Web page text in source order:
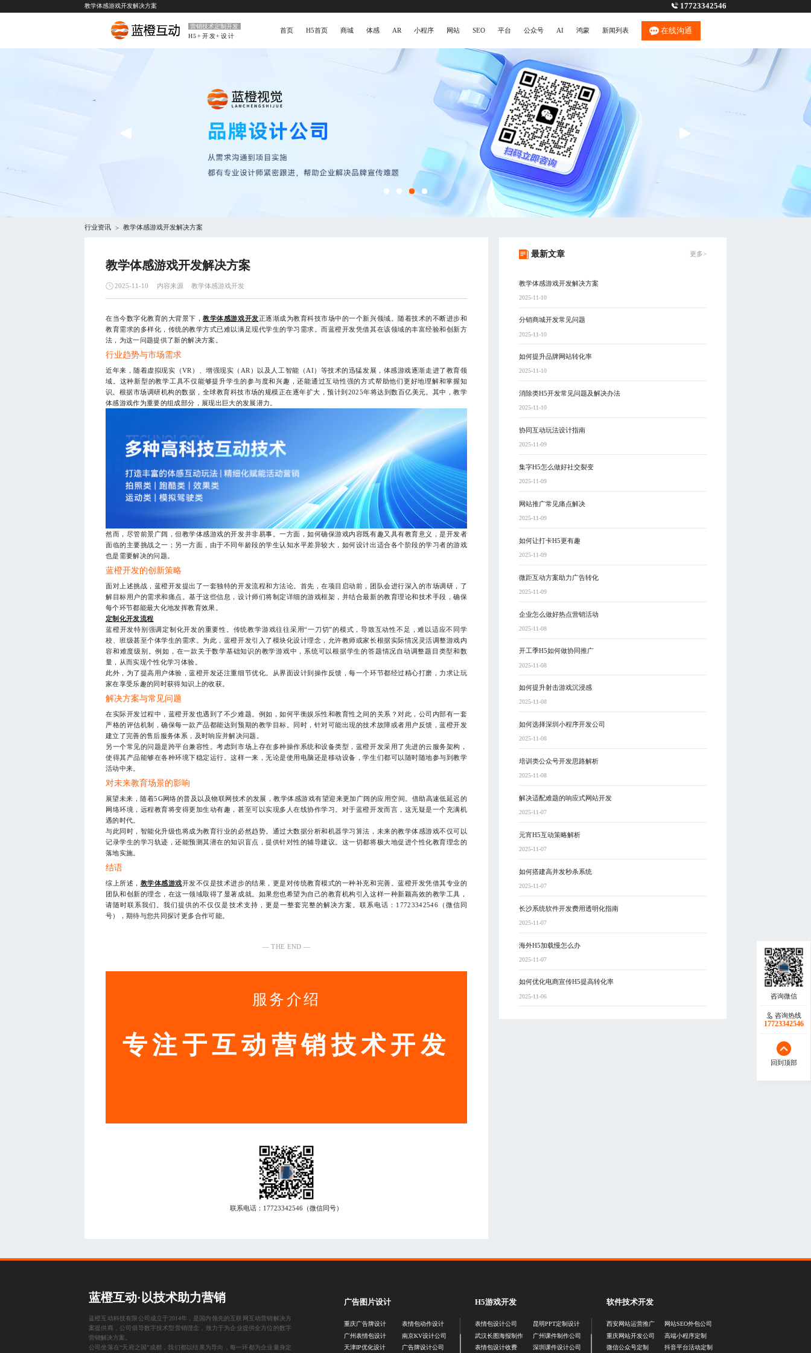
教学体感游戏开发解决方案 17723342546
营销技术定制开发
H5+开发+设计
首页 H5首页 商城 体感 AR 小程序 网站 SEO 平台 公众号 AI 鸿蒙 新闻列表 在线沟通
行业资讯 > 教学体感游戏开发解决方案
教学体感游戏开发解决方案
2025-11-10 内容来源 教学体感游戏开发
在当今数字化教育的大背景下，教学体感游戏开发正逐渐成为教育科技市场中的一个新兴领域。随着技术的不断进步和
教育需求的多样化，传统的教学方式已难以满足现代学生的学习需求。而蓝橙开发凭借其在该领域的丰富经验和创新方
法，为这一问题提供了新的解决方案。
行业趋势与市场需求
近年来，随着虚拟现实（VR）、增强现实（AR）以及人工智能（AI）等技术的迅猛发展，体感游戏逐渐走进了教育领
域。这种新型的教学工具不仅能够提升学生的参与度和兴趣，还能通过互动性强的方式帮助他们更好地理解和掌握知
识。根据市场调研机构的数据，全球教育科技市场的规模正在逐年扩大，预计到2025年将达到数百亿美元。其中，教学
体感游戏作为重要的组成部分，展现出巨大的发展潜力。
然而，尽管前景广阔，但教学体感游戏的开发并非易事。一方面，如何确保游戏内容既有趣又具有教育意义，是开发者
面临的主要挑战之一；另一方面，由于不同年龄段的学生认知水平差异较大，如何设计出适合各个阶段的学习者的游戏
也是需要解决的问题。
蓝橙开发的创新策略
面对上述挑战，蓝橙开发提出了一套独特的开发流程和方法论。首先，在项目启动前，团队会进行深入的市场调研，了
解目标用户的需求和痛点。基于这些信息，设计师们将制定详细的游戏框架，并结合最新的教育理论和技术手段，确保
每个环节都能最大化地发挥教育效果。
定制化开发流程
蓝橙开发特别强调定制化开发的重要性。传统教学游戏往往采用“一刀切”的模式，导致互动性不足，难以适应不同学
校、班级甚至个体学生的需求。为此，蓝橙开发引入了模块化设计理念，允许教师或家长根据实际情况灵活调整游戏内
容和难度级别。例如，在一款关于数学基础知识的教学游戏中，系统可以根据学生的答题情况自动调整题目类型和数
量，从而实现个性化学习体验。
此外，为了提高用户体验，蓝橙开发还注重细节优化。从界面设计到操作反馈，每一个环节都经过精心打磨，力求让玩
家在享受乐趣的同时获得知识上的收获。
解决方案与常见问题
在实际开发过程中，蓝橙开发也遇到了不少难题。例如，如何平衡娱乐性和教育性之间的关系？对此，公司内部有一套
严格的评估机制，确保每一款产品都能达到预期的教学目标。同时，针对可能出现的技术故障或者用户反馈，蓝橙开发
建立了完善的售后服务体系，及时响应并解决问题。
另一个常见的问题是跨平台兼容性。考虑到市场上存在多种操作系统和设备类型，蓝橙开发采用了先进的云服务架构，
使得其产品能够在各种环境下稳定运行。这样一来，无论是使用电脑还是移动设备，学生们都可以随时随地参与到教学
活动中来。
对未来教育场景的影响
展望未来，随着5G网络的普及以及物联网技术的发展，教学体感游戏有望迎来更加广阔的应用空间。借助高速低延迟的
网络环境，远程教育将变得更加生动有趣，甚至可以实现多人在线协作学习。对于蓝橙开发而言，这无疑是一个充满机
遇的时代。
与此同时，智能化升级也将成为教育行业的必然趋势。通过大数据分析和机器学习算法，未来的教学体感游戏不仅可以
记录学生的学习轨迹，还能预测其潜在的知识盲点，提供针对性的辅导建议。这一切都将极大地促进个性化教育理念的
落地实施。
结语
综上所述， 教学体感游戏开发不仅是技术进步的结果，更是对传统教育模式的一种补充和完善。蓝橙开发凭借其专业的
团队和创新的理念，在这一领域取得了显著成就。如果您也希望为自己的教育机构引入这样一种新颖高效的教学工具，
请随时联系我们。我们提供的不仅仅是技术支持，更是一整套完整的解决方案。联系电话：17723342546（微信同
号），期待与您共同探讨更多合作可能。
— THE END —
服务介绍
专注于互动营销技术开发
联系电话： 17723342546 （微信同号）
最新文章 更多>
教学体感游戏开发解决方案
2025-11-10
分销商城开发常见问题
2025-11-10
如何提升品牌网站转化率
2025-11-10
消除类H5开发常见问题及解决办法
2025-11-10
协同互动玩法设计指南
2025-11-09
集字H5怎么做好社交裂变
2025-11-09
网站推广常见痛点解决
2025-11-09
如何让打卡H5更有趣
2025-11-09
微距互动方案助力广告转化
2025-11-09
企业怎么做好热点营销活动
2025-11-08
开工季H5如何做协同推广
2025-11-08
如何提升射击游戏沉浸感
2025-11-08
如何选择深圳小程序开发公司
2025-11-08
培训类公众号开发思路解析
2025-11-08
解决适配难题的响应式网站开发
2025-11-07
元宵H5互动策略解析
2025-11-07
如何搭建高并发秒杀系统
2025-11-07
长沙系统软件开发费用透明化指南
2025-11-07
海外H5加载慢怎么办
2025-11-07
如何优化电商宣传H5提高转化率
2025-11-06
咨询热线
17723342546
回到顶部
蓝橙互动·以技术助力营销
蓝橙互动科技有限公司成立于2014年，是国内领先的互联网互动营销解决方
案提供商，公司倡导数字技术型营销理念，致力于为企业提供全方位的数字
营销解决方案。
公司坐落在“天府之国”成都，我们都以结果为导向，每一环都为企业量身定
广告图片设计
重庆广告牌设计
广州表情包设计
天津IP优化设计
表情包动作设计
南京KV设计公司
广告牌设计公司
H5游戏开发
表情包设计公司
武汉长图海报制作
表情包设计收费
昆明PPT定制设计
广州课件制作公司
深圳课件设计公司
软件技术开发
西安网站运营推广
重庆网站开发公司
微信公众号定制
网站SEO外包公司
高端小程序定制
抖音平台活动定制